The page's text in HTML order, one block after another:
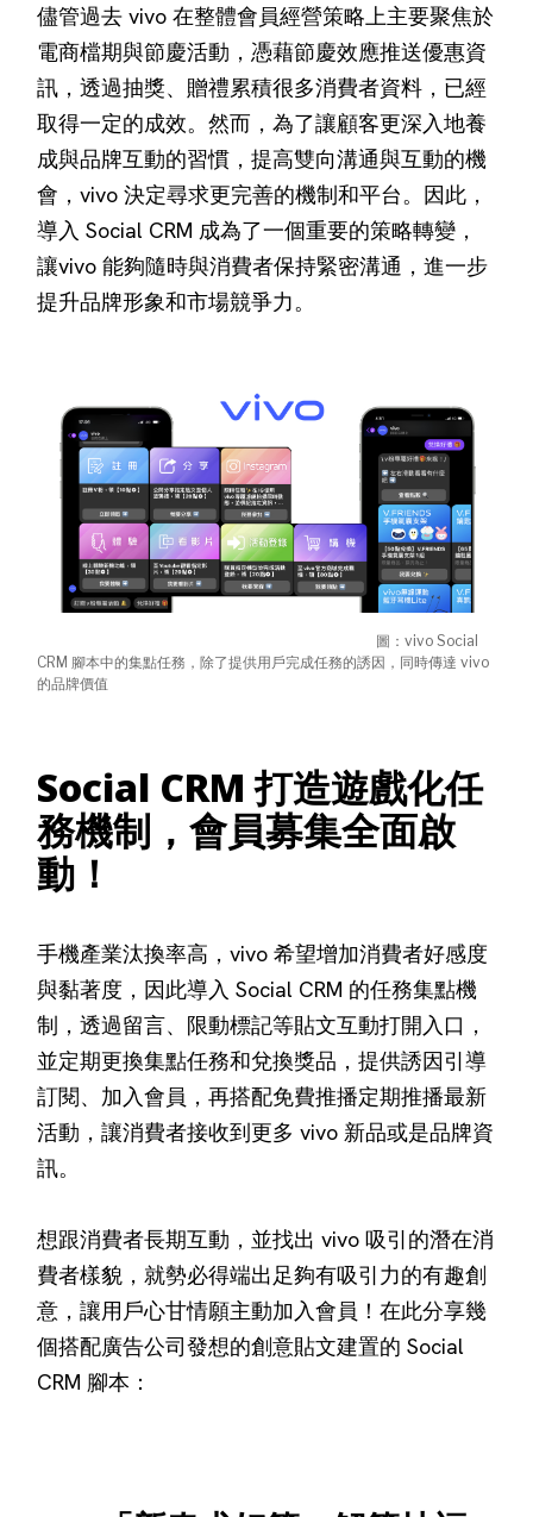
儘管過去 vivo 在整體會員經營策略上主要聚焦於
電商檔期與節慶活動，憑藉節慶效應推送優惠資
訊，透過抽獎、贈禮累積很多消費者資料，已經
取得一定的成效。然而，為了讓顧客更深入地養
成與品牌互動的習慣，提高雙向溝通與互動的機
會，vivo 決定尋求更完善的機制和平台。因此，
導入 Social CRM 成為了一個重要的策略轉變，
讓vivo 能夠隨時與消費者保持緊密溝通，進一步
提升品牌形象和市場競爭力。
圖：vivo Social
CRM 腳本中的集點任務，除了提供用戶完成任務的誘因，同時傳達 vivo
的品牌價值
Social CRM 打造遊戲化任
務機制，會員募集全面啟
動！
手機產業汰換率高，vivo 希望增加消費者好感度
與黏著度，因此導入 Social CRM 的任務集點機
制，透過留言、限動標記等貼文互動打開入口，
並定期更換集點任務和兌換獎品，提供誘因引導
訂閱、加入會員，再搭配免費推播定期推播最新
活動，讓消費者接收到更多 vivo 新品或是品牌資
訊。
想跟消費者長期互動，並找出 vivo 吸引的潛在消
費者樣貌，就勢必得端出足夠有吸引力的有趣創
意，讓用戶心甘情願主動加入會員！在此分享幾
個搭配廣告公司發想的創意貼文建置的 Social
CRM 腳本：